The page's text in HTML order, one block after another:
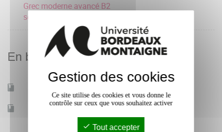
Grec moderne avancé B2
semestre 2
En bref
Gestion des cookies
Ce site utilise des cookies et vous donne le
contrôle sur ceux que vous souhaitez activer
Tout accepter